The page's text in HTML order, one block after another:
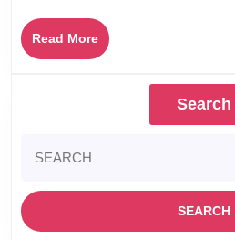
Read MoreRead
More
Search
for: